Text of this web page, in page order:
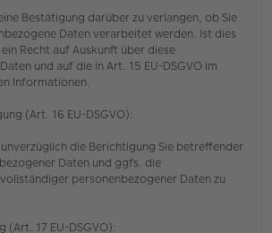
Bestätigung darüber zu verlangen, ob Sie
Daten verarbeitet werden. Ist dies
Recht auf Auskunft über diese
und auf die in Art. 15 EU-DSGVO im
Informationen.
(Art. 16 EU-DSGVO):
die Berichtigung Sie betreffender
Daten und ggfs. die
personenbezogener Daten zu
(Art. 17 EU-DSGVO):